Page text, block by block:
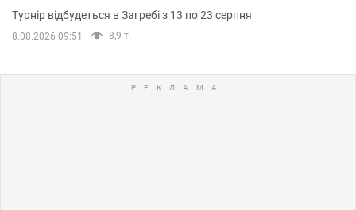
Турнір відбудеться в Загребі з 13 по 23 серпня
8.08.2026 09:51 8,9 т.